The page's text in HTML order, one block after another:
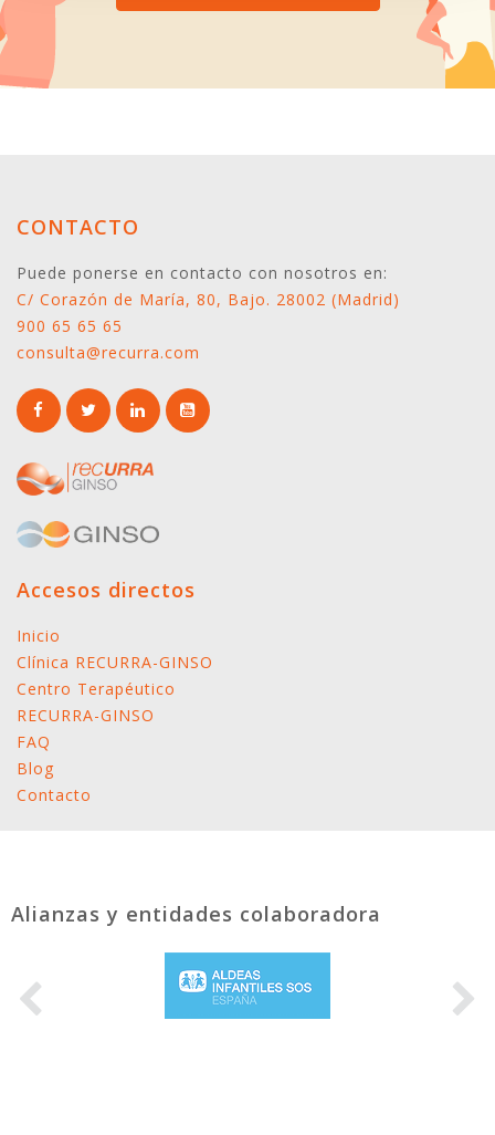
CONTACTO
Puede ponerse en contacto con nosotros en:
C/ Corazón de María, 80, Bajo. 28002 (Madrid)
900 65 65 65
consulta@recurra.com
Accesos directos
Inicio
Clínica RECURRA-GINSO
Centro Terapéutico
RECURRA-GINSO
FAQ
Blog
Contacto
Alianzas y entidades colaboradora